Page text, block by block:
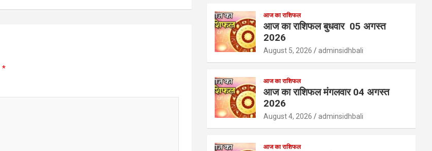
*
आज का राशिफल
आज का राशिफल बुधवार 05 अगस्त
2026
August 5, 2026 adminsidhbali
आज का राशिफल
आज का राशिफल मंगलवार 04 अगस्त
2026
August 4, 2026 adminsidhbali
आज का राशिफल